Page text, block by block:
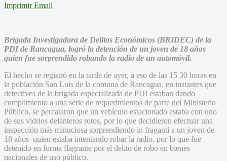
Imprimir Email
Brigada Investigadora de Delitos Económicos (BRIDEC) de la
PDI de Rancagua, logró la detención de un joven de 18 años
quien fue sorprendido robando la radio de un automóvil.
El hecho se registró en la tarde de ayer, a eso de las 15 30 horas en
la población San Luis de la comuna de Rancagua, en instantes que
detectives de la brigada especializada de PDI estaban dando
cumplimiento a una serie de requerimientos de parte del Ministerio
Público, se percataron que un vehículo estacionado estaba con uno
de sus vidrios delanteros rotos, por lo que decidieron efectuar una
inspección más minuciosa sorprendiendo in fraganti a un joven de
18 años quien estaba intentando robar la radio, por lo que fue
detenido en forma flagrante por el delito de robo en bienes
nacionales de uso público.